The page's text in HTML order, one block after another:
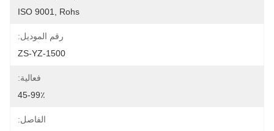
ISO 9001, Rohs
رقم الموديل:
ZS-YZ-1500
فعالية:
45-99٪
الفاصل: